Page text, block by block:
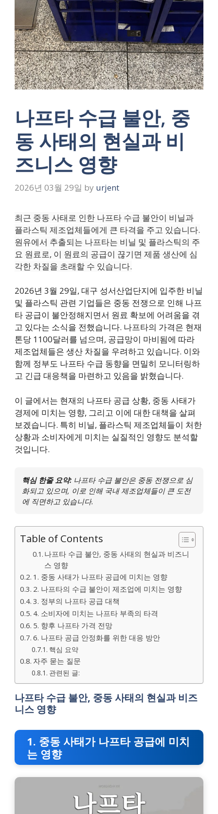
나프타 수급 불안, 중
동 사태의 현실과 비
즈니스 영향
2026년 03월 29일 by urjent
최근 중동 사태로 인한 나프타 수급 불안이 비닐과
플라스틱 제조업체들에게 큰 타격을 주고 있습니다.
원유에서 추출되는 나프타는 비닐 및 플라스틱의 주
요 원료로, 이 원료의 공급이 끊기면 제품 생산에 심
각한 차질을 초래할 수 있습니다.
2026년 3월 29일, 대구 성서산업단지에 입주한 비닐
및 플라스틱 관련 기업들은 중동 전쟁으로 인해 나프
타 공급이 불안정해지면서 원료 확보에 어려움을 겪
고 있다는 소식을 전했습니다. 나프타의 가격은 현재
톤당 1100달러를 넘으며, 공급망이 마비됨에 따라
제조업체들은 생산 차질을 우려하고 있습니다. 이와
함께 정부도 나프타 수급 동향을 면밀히 모니터링하
고 긴급 대응책을 마련하고 있음을 밝혔습니다.
이 글에서는 현재의 나프타 공급 상황, 중동 사태가
경제에 미치는 영향, 그리고 이에 대한 대책을 살펴
보겠습니다. 특히 비닐, 플라스틱 제조업체들이 처한
상황과 소비자에게 미치는 실질적인 영향도 분석할
것입니다.
핵심 한줄 요약: 나프타 수급 불안은 중동 전쟁으로 심
화되고 있으며, 이로 인해 국내 제조업체들이 큰 도전
에 직면하고 있습니다.
Table of Contents
나프타 수급 불안, 중동 사태의 현실과 비즈니
스 영향
1. 중동 사태가 나프타 공급에 미치는 영향
2. 나프타의 수급 불안이 제조업에 미치는 영향
3. 정부의 나프타 공급 대책
4. 소비자에 미치는 나프타 부족의 타격
5. 향후 나프타 가격 전망
6. 나프타 공급 안정화를 위한 대응 방안
핵심 요약
자주 묻는 질문
관련된 글:
나프타 수급 불안, 중동 사태의 현실과 비즈
니스 영향
1. 중동 사태가 나프타 공급에 미치
는 영향